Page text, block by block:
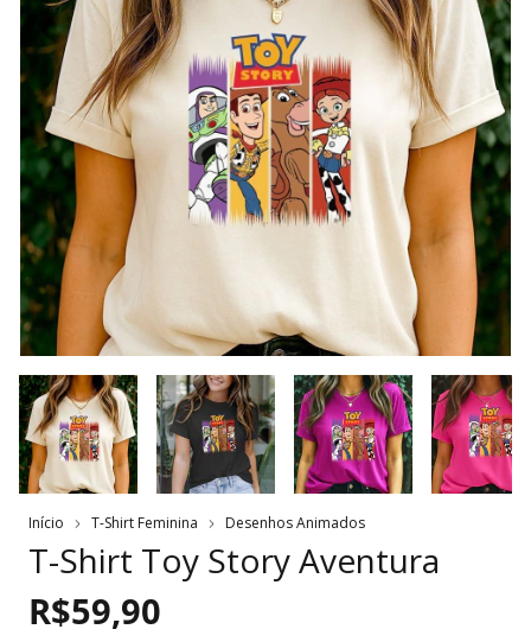
Início T-Shirt Feminina Desenhos Animados
T-Shirt Toy Story Aventura
R$59,90